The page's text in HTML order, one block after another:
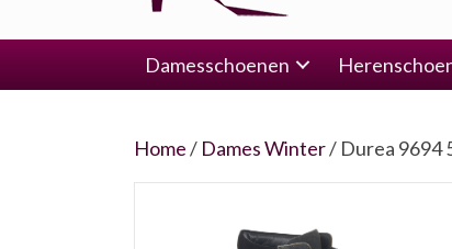
Damesschoenen
Home/ Dames Winter/ Durea 9694